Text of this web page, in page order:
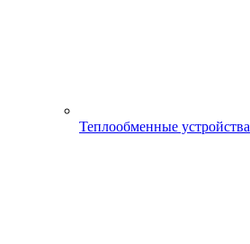
Теплообменные устройства